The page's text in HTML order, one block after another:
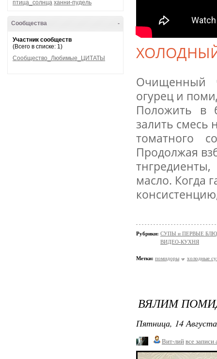
птица_солнца ханни-пудель
-
Сообщества
Участник сообществ
(Всего в списке: 1)
Сообщество_Любимые_ЦИТАТЫ
Очищенный
огурец и
Положить в
залить
томатного
Продолжая
масло. Когда
Рубрики: СУПЫ и ПЕРВЫЕ
ВИДЕО-КУХНЯ
Метки: помидоры холодные
ВЯЛИМ
Пятница, 14
Вит-лий все записи